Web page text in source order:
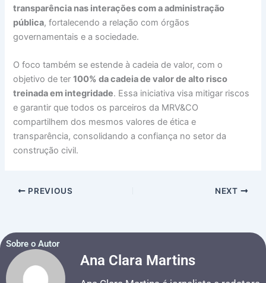
transparência nas interações com a administração
pública, fortalecendo a relação com órgãos
governamentais e a sociedade.
O foco também se estende à cadeia de valor, com o
objetivo de ter100% da cadeia de valor de alto risco
treinada em integridade. Essa iniciativa visa mitigar riscos
e garantir que todos os parceiros da MRV&CO
compartilhem dos mesmos valores de ética e
transparência, consolidando a confiança no setor da
construção civil.
PREVIOUS NEXT
Sobre o Autor
Ana Clara Martins